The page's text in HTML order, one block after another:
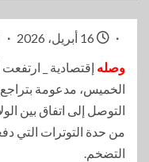
وصله إقتصادية _ ارتفعت
الخميس، مدعومة بتراجع
التوصل إلى اتفاق بين
من حدة التوترات التي
التضخم.